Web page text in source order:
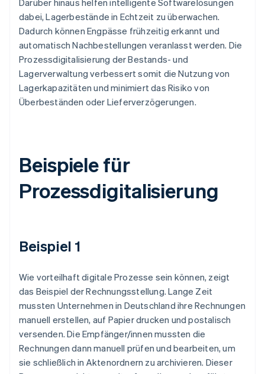
Darüber hinaus helfen intelligente Softwarelösungen
dabei, Lagerbestände in Echtzeit zu überwachen.
Dadurch können Engpässe frühzeitig erkannt und
automatisch Nachbestellungen veranlasst werden. Die
Prozessdigitalisierung der Bestands- und
Lagerverwaltung verbessert somit die Nutzung von
Lagerkapazitäten und minimiert das Risiko von
Überbeständen oder Lieferverzögerungen.
Beispiele für
Prozessdigitalisierung
Beispiel 1
Wie vorteilhaft digitale Prozesse sein können, zeigt
das Beispiel der Rechnungsstellung. Lange Zeit
mussten Unternehmen in Deutschland ihre Rechnungen
manuell erstellen, auf Papier drucken und postalisch
versenden. Die Empfänger/innen mussten die
Rechnungen dann manuell prüfen und bearbeiten, um
sie schließlich in Aktenordnern zu archivieren. Dieser